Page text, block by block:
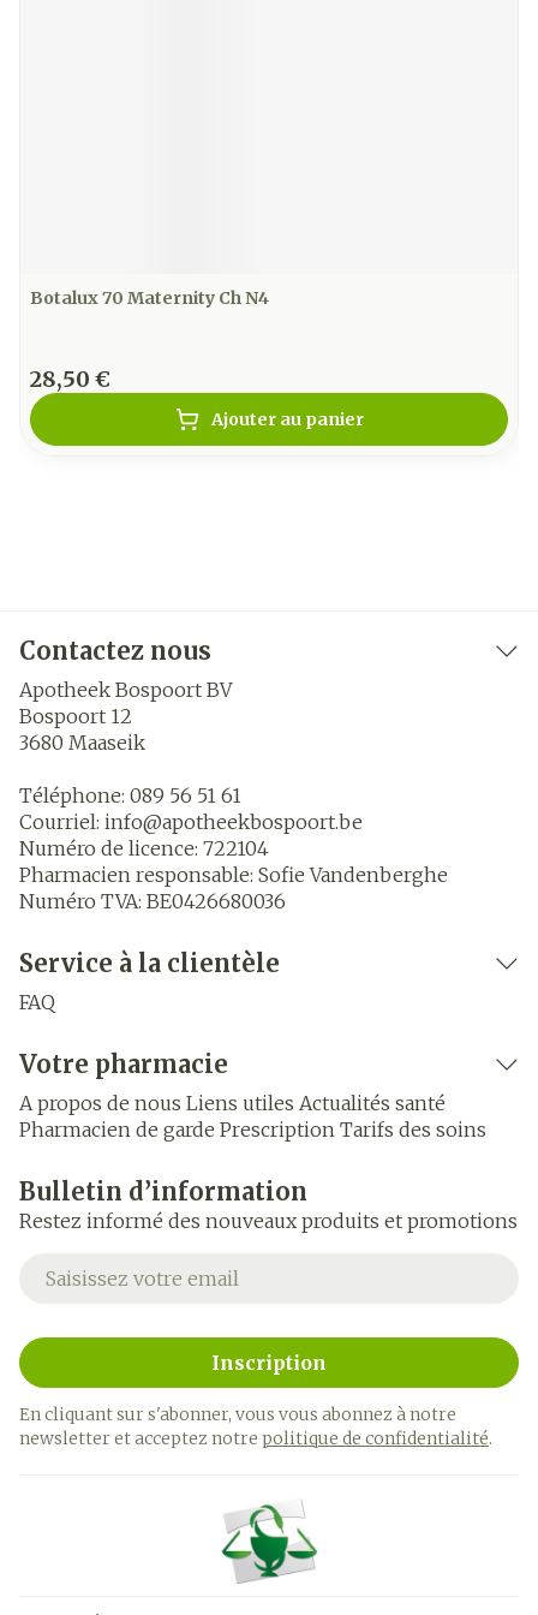
Botalux 70 Maternity Ch N4
28,50 €
Ajouter au panier
Contactez nous
Apotheek Bospoort BV
Bospoort 12
3680 Maaseik
Téléphone: 089 56 51 61
Courriel: info@apotheekbospoort.be
Numéro de licence: 722104
Pharmacien responsable: Sofie Vandenberghe
Numéro TVA: BE0426680036
Service à la clientèle
FAQ
Votre pharmacie
A propos de nous Liens utiles Actualités santé
Pharmacien de garde Prescription Tarifs des soins
Bulletin d’information
Restez informé des nouveaux produits et promotions
Adresse mail
Inscription
En cliquant sur s'abonner, vous vous abonnez à notre
newsletter et acceptez notre politique de confidentialité.